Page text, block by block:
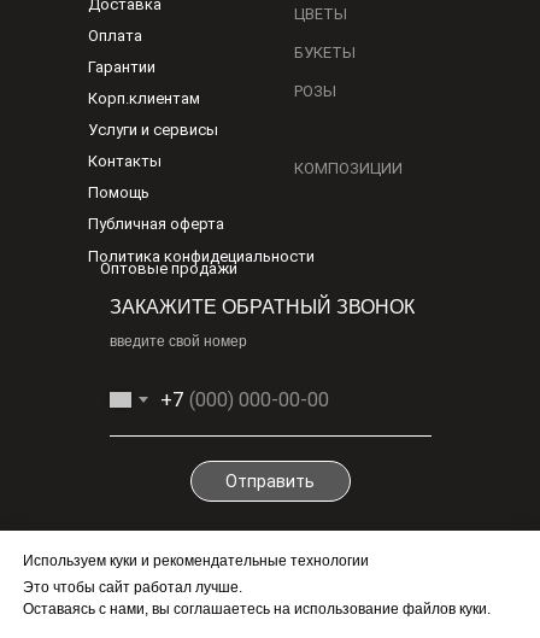
Используем куки и рекомендательные технологии
Это чтобы сайт работал лучше.
Оставаясь с нами, вы соглашаетесь на использование файлов куки.
info@1-cv.ru
Оплата
Доставка
Гарантии
Корп.клиентам
Услуги и сервисы
Контакты
Помощь
Публичная оферта
Политика конфидециальности
ЦВЕТЫ
БУКЕТЫ
РОЗЫ
КОМПОЗИЦИИ
ЗАКАЖИТЕ ОБРАТНЫЙ ЗВОНОК
введите свой номер
+7
Отправить
Оптовые продажи